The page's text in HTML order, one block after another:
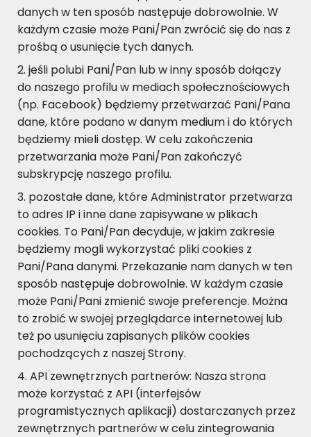
danych w ten sposób następuje dobrowolnie. W
każdym czasie może Pani/Pan zwrócić się do nas z
prośbą o usunięcie tych danych.
jeśli polubi Pani/Pan lub w inny sposób dołączy
do naszego profilu w mediach społecznościowych
(np. Facebook) będziemy przetwarzać Pani/Pana
dane, które podano w danym medium i do których
będziemy mieli dostęp. W celu zakończenia
przetwarzania może Pani/Pan zakończyć
subskrypcję naszego profilu.
pozostałe dane, które Administrator przetwarza
to adres IP i inne dane zapisywane w plikach
cookies. To Pani/Pan decyduje, w jakim zakresie
będziemy mogli wykorzystać pliki cookies z
Pani/Pana danymi. Przekazanie nam danych w ten
sposób następuje dobrowolnie. W każdym czasie
może Pani/Pani zmienić swoje preferencje. Można
to zrobić w swojej przeglądarce internetowej lub
też po usunięciu zapisanych plików cookies
pochodzących z naszej Strony.
API zewnętrznych partnerów: Nasza strona
może korzystać z API (interfejsów
programistycznych aplikacji) dostarczanych przez
zewnętrznych partnerów w celu zintegrowania